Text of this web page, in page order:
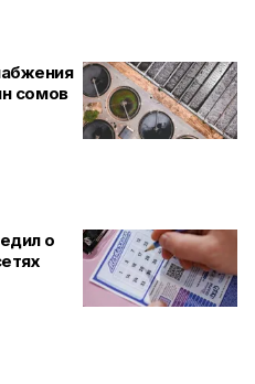
сомов
о